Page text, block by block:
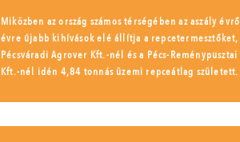
Miközben az ország számos térségében az aszály
évre újabb kihívások elé állítja a repcetermesztőket,
Pécsváradi Agrover Kft.-nél és a Pécs-Reménypusztai
Kft.-nél idén 4,84 tonnás üzemi repceátlag született.